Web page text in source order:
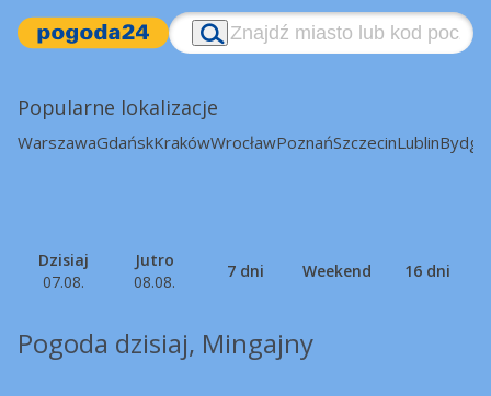
Popularne lokalizacje
WarszawaGdańskKrakówWrocławPoznańSzczecinLublin
Dzisiaj
07.08.
Jutro
08.08.
7 dni Weekend 16 dni
Pogoda dzisiaj, Mingajny